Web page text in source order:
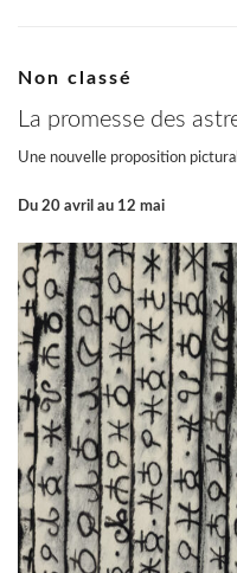
Non classé
La promesse des
Une nouvelle proposition
Du 20 avril au 12 mai